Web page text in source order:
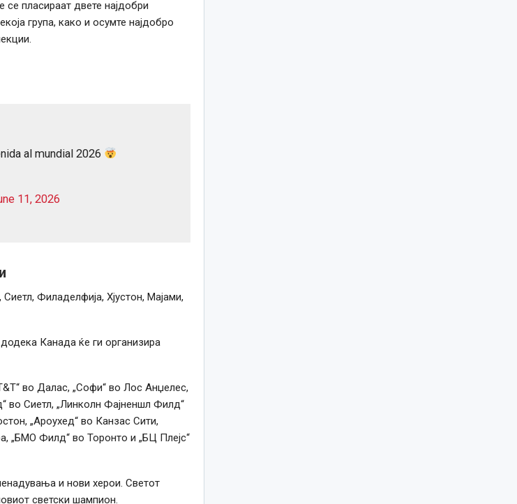
се пласираат двете најдобри
група, како и осумте најдобро
al mundial 2026
11, 2026
Филаделфија, Хјустон, Мајами,
Канада ќе ги организира
во Далас, „Софи“ во Лос Анџелес,
во Сиетл, „Линколн Фајненшл Филд“
„Ароухед“ во Канзас Сити,
„БМО Филд“ во Торонто и „БЦ Плејс“
и нови херои. Светот
светски шампион.